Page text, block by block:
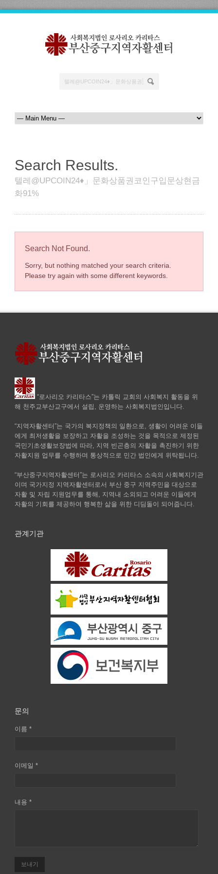
Search Results.
텔레@UPCOIN24♦」문화상품권코인구입문상현금
화91%
Search Not Found.
Sorry, but nothing matched your search criteria.
Please try again with some different keywords.
“로사리오 카리타스”는 카톨릭 교회의 사회복지 활동을 위
해 천주교부산교구에서 설립, 운영하는 사회복지법인입니다.
“지역자활센터”는 국가의 복지정책의 일환으로, 생활이 어려운 이들
에게 최저생활을 보장하고 자활을 조성하는 것을 목적으로 제정된
국민기초생활보장법에 따라, 지역 빈곤층의 자활을 촉진하기 위한
자활지원 업무를 수행하며 통상적으로 민간 법인에게 위탁됩니다.
“부산중구지역자활센터”는 로사리오 카리타스 소속의 사회복지기관
이며 국가지정 지역자활센터로서 부산 중구 지역주민을 대상으로
자활 및 자립 지원업무를 통해, 지역내 소외되고 어려운 이들에게
자활의 기회를 제공하여 행복한 삶을 위한 디딤돌이 되어줍니다.
관계기관
문의
이름 *
이메일 *
내용 *
보내기